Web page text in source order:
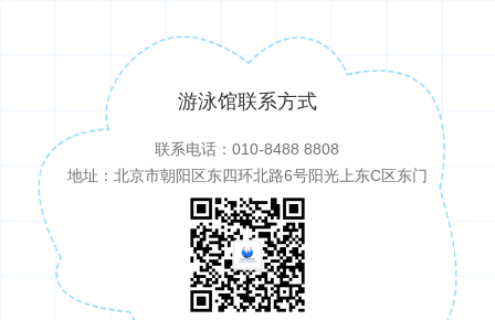
游泳馆联系方式
联系电话：010-8488 8808
地址：北京市朝阳区东四环北路6号阳光上东C区东门